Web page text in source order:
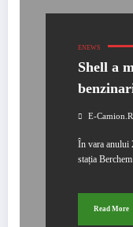
ENEWS
Shell a
E-
În vara anului
stația
Read More